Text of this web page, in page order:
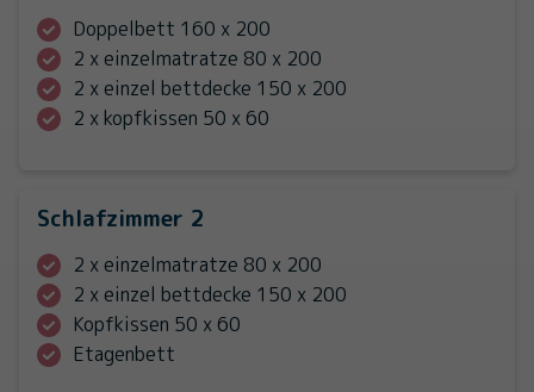
Doppelbett 160 x 200
2 x einzelmatratze 80 x 200
2 x einzel bettdecke 150 x 200
2 x kopfkissen 50 x 60
Schlafzimmer 2
2 x einzelmatratze 80 x 200
2 x einzel bettdecke 150 x 200
Kopfkissen 50 x 60
Etagenbett